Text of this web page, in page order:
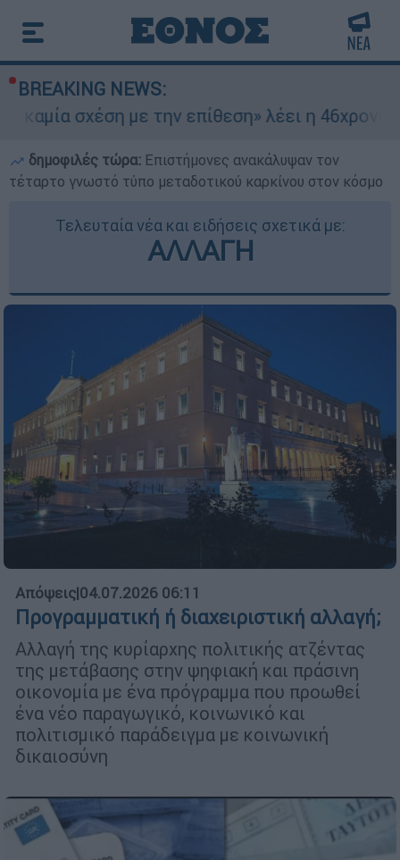
BREAKING NEWS:
με την επίθεση» λέει η 46χρονη - Τι
δημοφιλές τώρα: Επιστήμονες ανακάλυψαν τον
τέταρτο γνωστό τύπο μεταδοτικού καρκίνου στον κόσμο
Τελευταία νέα και ειδήσεις σχετικά με:
ΑΛΛΑΓΗ
Απόψεις|04.07.2026 06:11
Προγραμματική ή διαχειριστική αλλαγή;
Αλλαγή της κυρίαρχης πολιτικής ατζέντας
της μετάβασης στην ψηφιακή και πράσινη
οικονομία με ένα πρόγραμμα που προωθεί
ένα νέο παραγωγικό, κοινωνικό και
πολιτισμικό παράδειγμα με κοινωνική
δικαιοσύνη